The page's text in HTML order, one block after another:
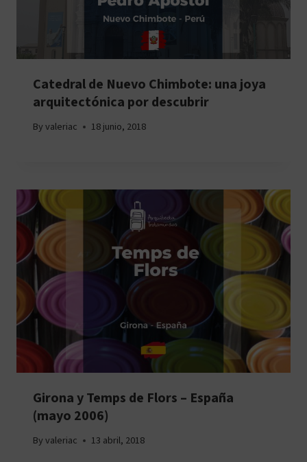
Catedral de Nuevo Chimbote: una joya
arquitectónica por descubrir
Byvaleriac 18 junio, 2018
Girona y Temps de Flors – España
(mayo 2006)
Byvaleriac 13 abril, 2018